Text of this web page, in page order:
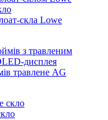
скла Lowe
травлене AG